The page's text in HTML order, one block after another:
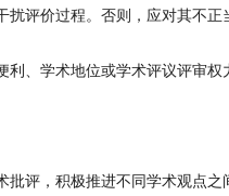
扰评价过程。否则，应对其不
利、学术地位或学术评议评审
批评，积极推进不同学术观点